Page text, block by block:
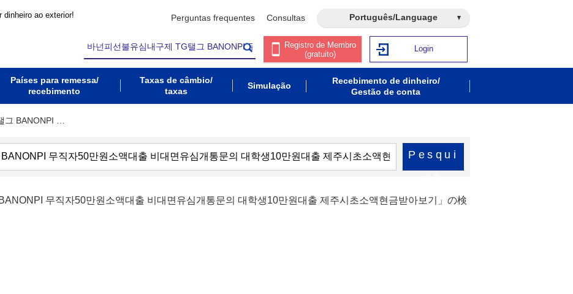
dinheiro ao exterior! Perguntas frequentes Consultas Português/Language
Registro de Membro
(gratuito)
Login
Países para remessa/
recebimento
Taxas de câmbio/
taxas
Simulação
Recebimento de dinheiro/
Gestão de conta
그 BANONPI …
Pesqui
무직자50만원소액대출 비대면유심개통문의 대학생10만원대출 제주시초소액현금받아보기」の検